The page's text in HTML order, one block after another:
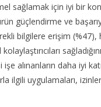
sağlamak için iyi bir
güçlendirme ve
bilgilere erişim (%47),
alınanların daha iyi
ilgili uygulamaları,